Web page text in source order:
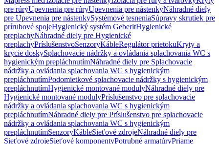
pre rúryUpevnenia pre rúryUpevnenia pre nástenkyNáhradné diely
pre Upevnenia pre nástenkySystémové tesneniaSúpravy skrutiek pre
prírubové spojeHygienický systém GeberitHygienické
preplachyNáhradné diely pre Hygienické
preplachyPríslušenstvoSenzoryKábleRegulátor prietokuKryty a
krycie doskySplachovacie nádržky a ovládania splachovania WC s
hygienickým prepláchnutímNáhradné diely pre Splachovacie
nádržky a ovládania splachovania WC s hygienickým
prepláchnutímPodomietkové splachovacie nádržky s hygienickým
prepláchnutímHygienické montované modulyNáhradné diely pre
Hygienické montované modulyPríslušenstvo pre splachovacie
nádržky a ovládania splachovania WC s hygienickým
prepláchnutímNáhradné diely pre Príslušenstvo pre splachovacie
nádržky a ovládania splachovania WC s hygienickým
prepláchnutímSenzoryKábleSieťové zdrojeNáhradné diely pre
Sieťové zdrojeSieťové komponentyPotrubné armatúryPriame